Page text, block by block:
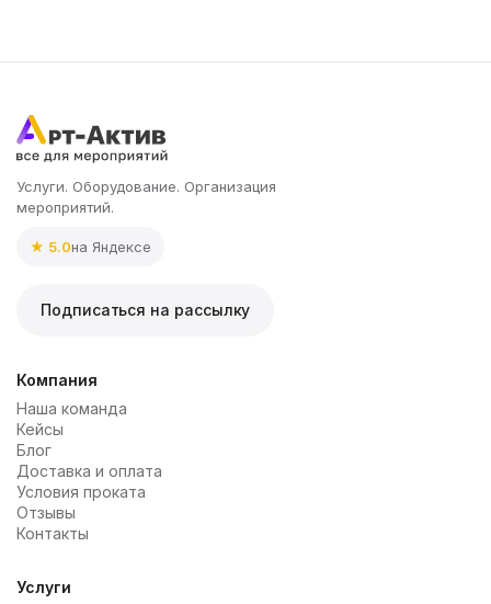
Услуги. Оборудование. Организация
мероприятий.
★ 5.0на Яндексе
Подписаться на рассылку
Компания
Наша команда
Кейсы
Блог
Доставка и оплата
Условия проката
Отзывы
Контакты
Услуги